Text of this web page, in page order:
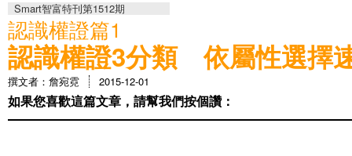
Smart智富特刊第1512期
認識權證篇1
認識權證3分類 依屬性選擇
撰文者：詹宛霓 2015-12-01
如果您喜歡這篇文章，請幫我們按個讚：